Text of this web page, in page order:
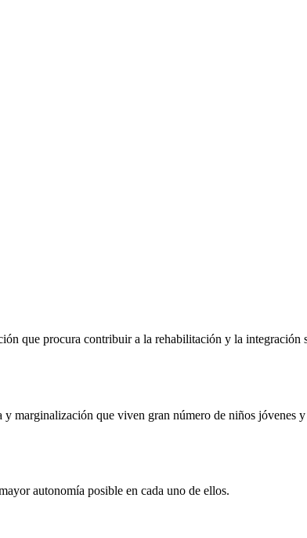
que procura contribuir a la rehabilitación y la integración
marginalización que viven gran número de niños
autonomía posible en cada uno de ellos.